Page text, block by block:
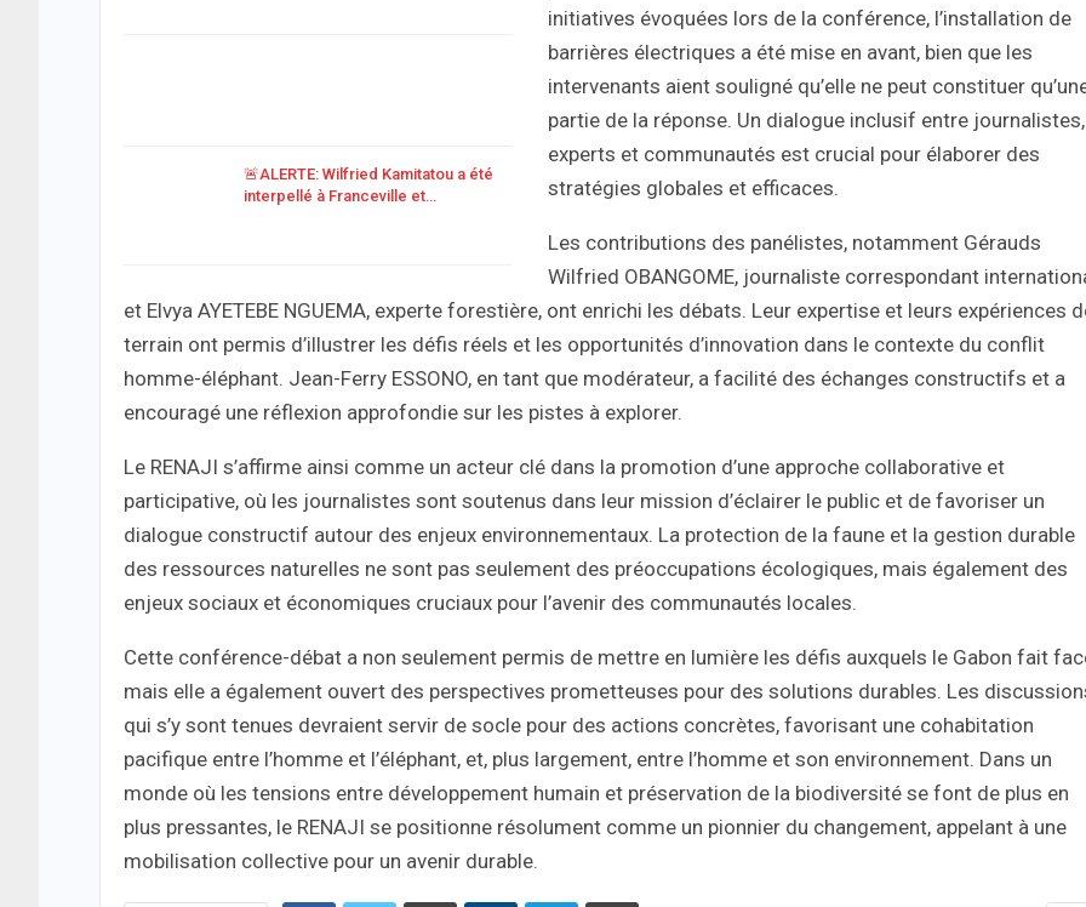
🚨ALERTE: Wilfried Kamitatou a été
interpellé à Franceville et…
initiatives évoquées lors de la conférence, l’installation de
barrières électriques a été mise en avant, bien que les
intervenants aient souligné qu’elle ne peut constituer
partie de la réponse. Un dialogue inclusif entre journalistes,
experts et communautés est crucial pour élaborer des
stratégies globales et efficaces.
Les contributions des panélistes, notamment Gérauds
Wilfried OBANGOME, journaliste correspondant
et Elvya AYETEBE NGUEMA, experte forestière, ont enrichi les débats. Leur expertise et leurs expériences
terrain ont permis d’illustrer les défis réels et les opportunités d’innovation dans le contexte du conflit
homme-éléphant. Jean-Ferry ESSONO, en tant que modérateur, a facilité des échanges constructifs et a
encouragé une réflexion approfondie sur les pistes à explorer.
Le RENAJI s’affirme ainsi comme un acteur clé dans la promotion d’une approche collaborative et
participative, où les journalistes sont soutenus dans leur mission d’éclairer le public et de favoriser un
dialogue constructif autour des enjeux environnementaux. La protection de la faune et la gestion durable
des ressources naturelles ne sont pas seulement des préoccupations écologiques, mais également des
enjeux sociaux et économiques cruciaux pour l’avenir des communautés locales.
Cette conférence-débat a non seulement permis de mettre en lumière les défis auxquels le Gabon fait
mais elle a également ouvert des perspectives prometteuses pour des solutions durables. Les
qui s’y sont tenues devraient servir de socle pour des actions concrètes, favorisant une cohabitation
pacifique entre l’homme et l’éléphant, et, plus largement, entre l’homme et son environnement. Dans un
monde où les tensions entre développement humain et préservation de la biodiversité se font de plus en
plus pressantes, le RENAJI se positionne résolument comme un pionnier du changement, appelant à une
mobilisation collective pour un avenir durable.